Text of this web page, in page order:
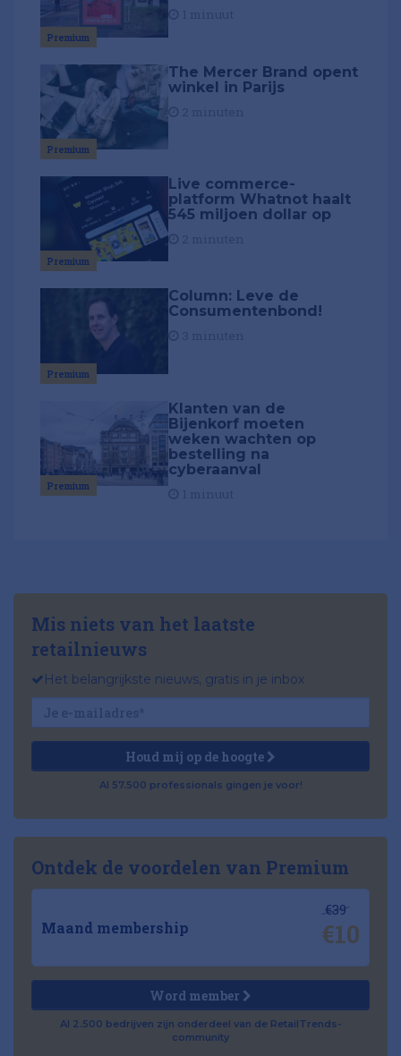
Premium
Premium
The Mercer Brand opent
winkel in Parijs
Premium
Live commerce-
platform Whatnot haalt
545 miljoen dollar op
Premium
Column: Leve de
Consumentenbond!
Premium
Klanten van de
Bijenkorf moeten
weken wachten op
bestelling na
cyberaanval
Mis niets van het laatste
retailnieuws
Het belangrijkste nieuws, gratis in je inbox
Houd mij op de hoogte
Al 57.500 professionals gingen je voor!
Ontdek de voordelen van Premium
Maand membership
€39
€10
Word member
Al 2.500 bedrijven zijn onderdeel van de RetailTrends-
community